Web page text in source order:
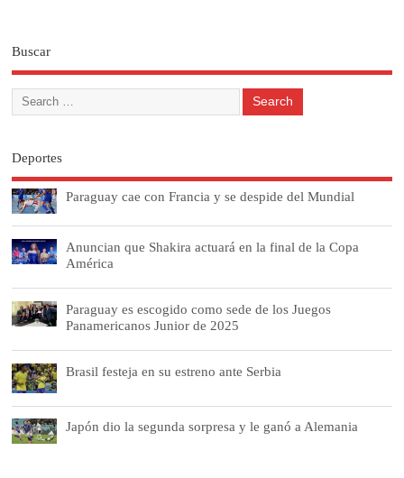
Buscar
Deportes
Paraguay cae con Francia y se despide del Mundial
Anuncian que Shakira actuará en la final de la Copa
América
Paraguay es escogido como sede de los Juegos
Panamericanos Junior de 2025
Brasil festeja en su estreno ante Serbia
Japón dio la segunda sorpresa y le ganó a Alemania